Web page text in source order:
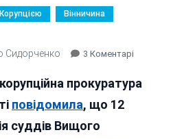
Вінничина
Сидорченко 3 КоментаріДо
прокуратура
повідомила, що 12
суддів Вищого